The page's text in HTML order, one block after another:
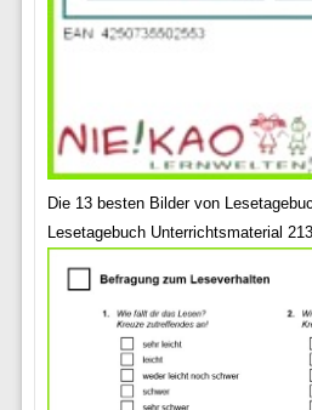
Die 13 besten Bilder von
Lesetagebuch Unterrichtsmaterial